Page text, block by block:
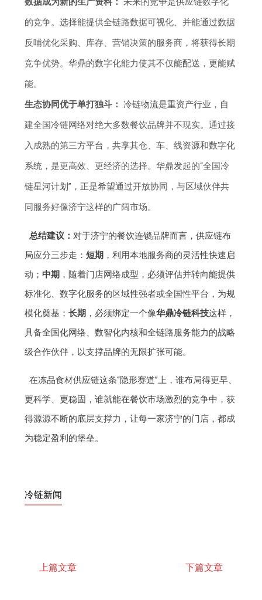
的竞争。选择能提供全链路数据可视化、并能通过数据
反哺优化采购、库存、营销决策的服务商，将获得长期
竞争优势。华鼎的数字化能力使其不仅能配送，更能赋
能。
生态协同优于单打独斗： 冷链物流是重资产行业，自
建全国冷链网络对绝大多数餐饮品牌并不现实。通过接
入成熟的第三方平台，共享其仓、车、线资源和数字化
系统，是更高效、更经济的选择。华鼎发起的“全国冷
链星河计划”，正是希望通过开放协同，与区域伙伴共
同服务好像济宁这样的广阔市场。
总结建议： 对于济宁的餐饮连锁品牌而言，供应链布
局应分三步走：短期 ，利用本地服务商的灵活性快速启
动；中期 ，随着门店网络成型，必须评估并转向能提供
标准化、数字化服务的区域性强者或全国性平台，为规
模化奠基；长期 ，必须绑定一个像华鼎冷链科技这样，
具备全国化网络、数智化内核和全链路服务能力的战略
级合作伙伴，以支撑品牌的无限扩张可能。
在冻品食材供应链这条“隐形赛道”上，谁布局得更早、
更科学、更稳固，谁就能在餐饮市场激烈的竞争中，获
得源源不断的底层支撑力，让每一家济宁的门店，都成
为稳定盈利的堡垒。
冷链新闻
上篇文章 下篇文章